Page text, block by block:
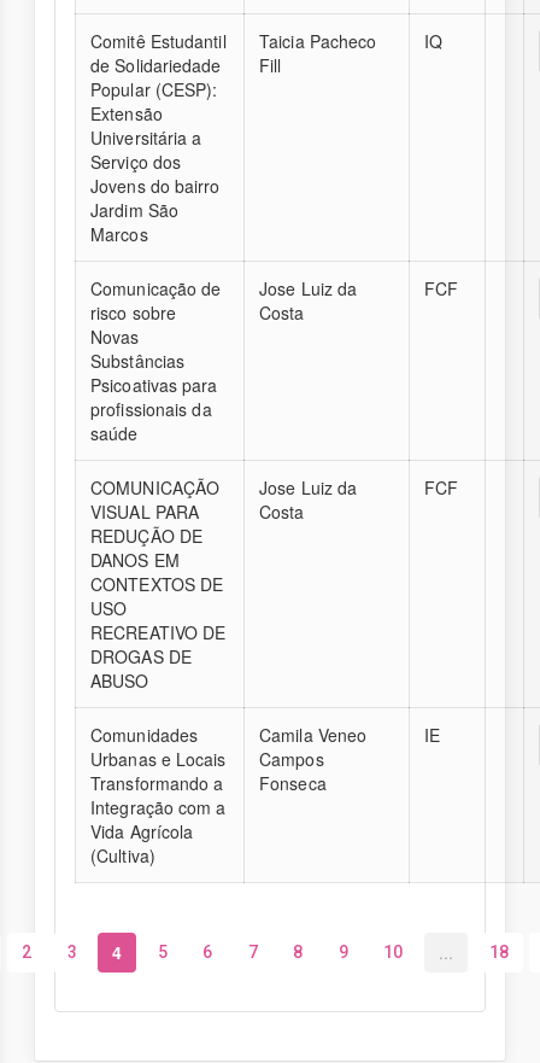
Comitê Estudantil
de Solidariedade
Popular (CESP):
Extensão
Universitária a
Serviço dos
Jovens do bairro
Jardim São
Marcos
Taicia Pacheco
Fill
IQ
Comunicação de
risco sobre
Novas
Substâncias
Psicoativas para
profissionais da
saúde
Jose Luiz da
Costa
FCF
COMUNICAÇÃO
VISUAL PARA
REDUÇÃO DE
DANOS EM
CONTEXTOS DE
USO
RECREATIVO DE
DROGAS DE
ABUSO
Jose Luiz da
Costa
FCF
Comunidades
Urbanas e Locais
Transformando a
Integração com a
Vida Agrícola
(Cultiva)
Camila Veneo
Campos
Fonseca
IE
2 3 4 5 6 7 8 9 10 ... 18